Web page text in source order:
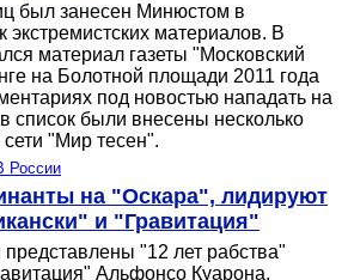
был занесен Минюстом в
материалов. В
материал газеты "Московский
на Болотной площади 2011 года
под новостью нападать на
список были внесены несколько
"Мир тесен".
России
на "Оскара", лидируют
и "Гравитация"
представлены "12 лет рабства"
Альфонсо Куарона,